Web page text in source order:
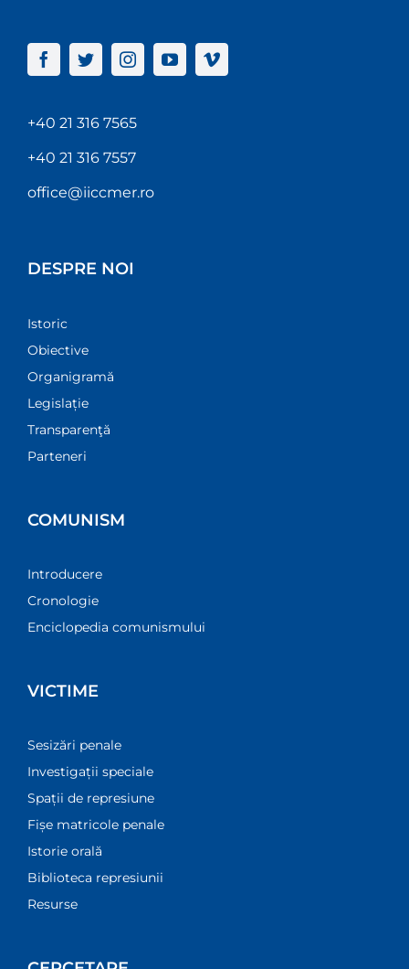
+40 21 316 7565
+40 21 316 7557
office@iiccmer.ro
DESPRE NOI
Istoric
Obiective
Organigramă
Legislație
Transparenţă
Parteneri
COMUNISM
Introducere
Cronologie
Enciclopedia comunismului
VICTIME
Sesizări penale
Investigații speciale
Spații de represiune
Fișe matricole penale
Istorie orală
Biblioteca represiunii
Resurse